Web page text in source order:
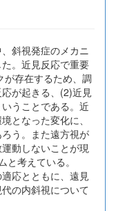
斜視発症のメカニ
。近見反応で重要
存在するため、調
が起きる、(2)近見
うことである。近
となった変化に、
う。また遠方視が
動しないことが現
考えている。
応とともに、遠見
の内斜視について